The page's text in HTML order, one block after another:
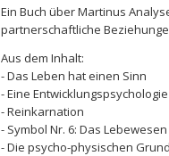
Ein Buch über Martinus
partnerschaftliche
Aus dem Inhalt:
- Das Leben hat einen Sinn
- Eine Entwicklungspsychologie
- Reinkarnation
- Symbol Nr. 6: Das Lebewesen
- Die psycho-physischen